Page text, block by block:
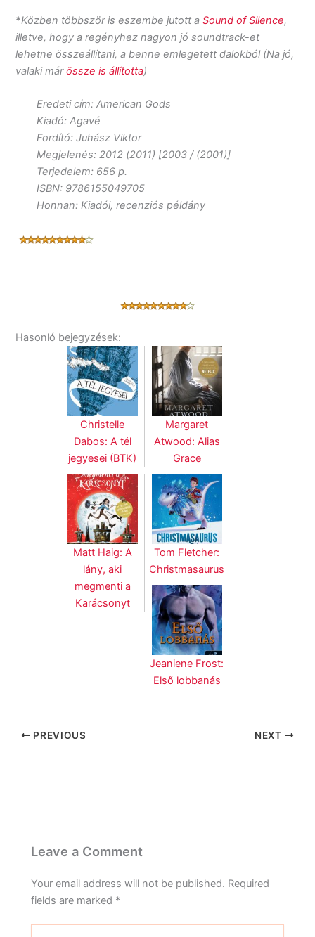
*Közben többször is eszembe jutott aSound of Silence,
illetve, hogy a regényhez nagyon jó soundtrack-et
lehetne összeállítani, a benne emlegetett dalokból (Na jó,
valaki márössze is állította)
Eredeti cím: American Gods
Kiadó: Agavé
Fordító: Juhász Viktor
Megjelenés: 2012 (2011) [2003 / (2001)]
Terjedelem: 656 p.
ISBN: 9786155049705
Honnan: Kiadói, recenziós példány
Hasonló bejegyzések:
Christelle
Dabos: A tél
jegyesei (BTK)
Margaret
Atwood: Alias
Grace
Matt Haig: A
lány, aki
megmenti a
Karácsonyt
Tom Fletcher:
Christmasaurus
Jeaniene Frost:
Első lobbanás
PREVIOUS NEXT
Leave a Comment
Your email address will not be published. Required
fields are marked *